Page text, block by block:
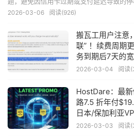
2026-03-06 阅读(926)
搬瓦工用户注意
联” ！续费周期更改为提前7天出账单+服
务到期后7天的
2026-03-04 阅读
HostDare：最
路7.5 折年付
日本/保加利亚
2026-03-03 阅读